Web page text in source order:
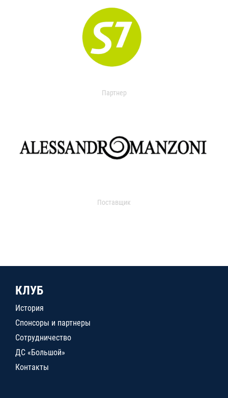
Партнер
Поставщик
КЛУБ
История
Спонсоры и партнеры
Сотрудничество
ДС «Большой»
Контакты